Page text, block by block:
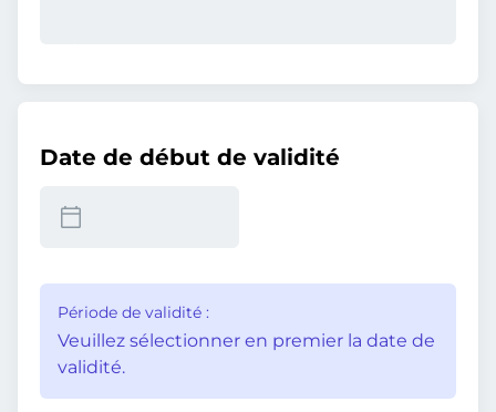
Date de début de validité
Période de validité :
Veuillez sélectionner en premier la date de
validité.